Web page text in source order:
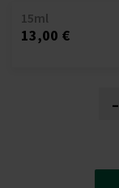
-
15ml
13,00 €